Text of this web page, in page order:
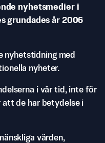
nyhetsmedier i
grundades år 2006
nyhetstidning med
nyheter.
i vår tid, inte för
de har betydelse i
värden,